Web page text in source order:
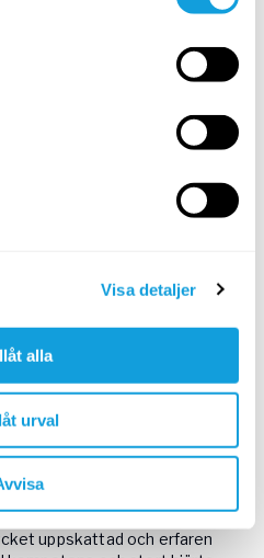
Visa detaljer
alla
urval
av dem när du har tid, och
programmet. Att få till
uppskattad och erfaren